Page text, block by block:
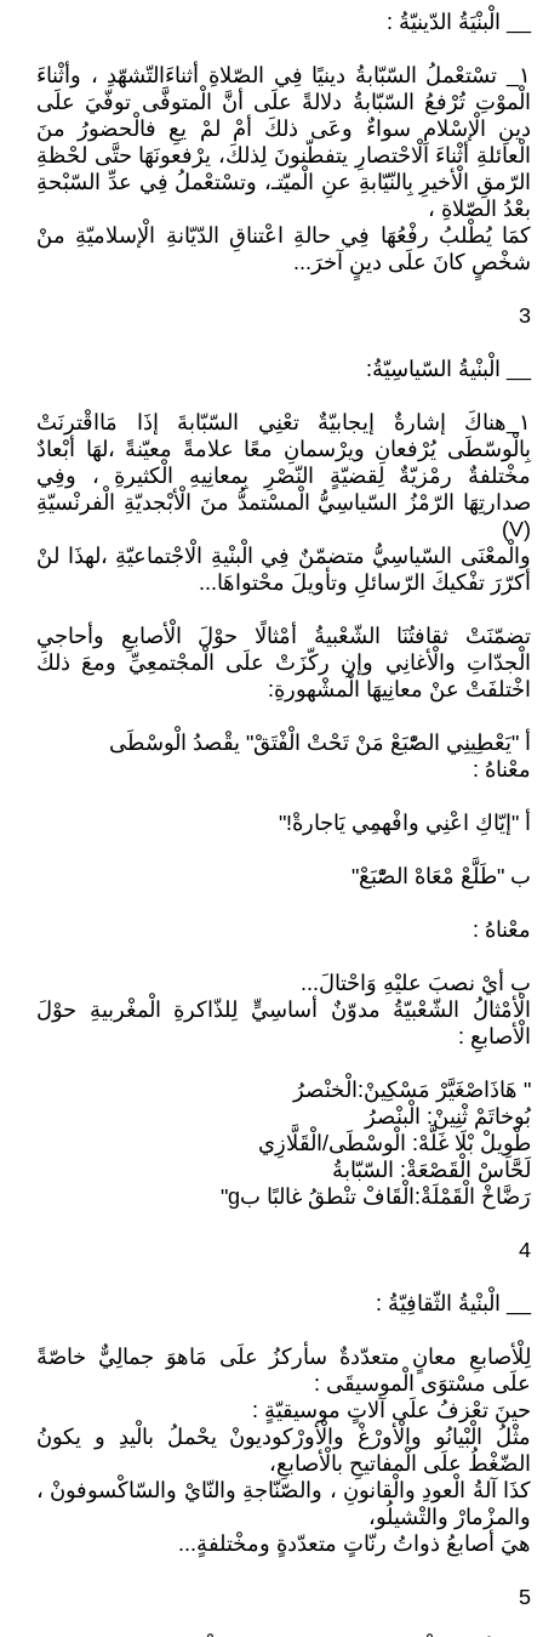
__ الْبنْيَةُ الدّينيّةُ :
١_ تسْتعْملُ السّبّابةُ دينيًا فِي الصّلاةِ أثناءَالتّشهّدِ ، وأثْناءَ
الْموْتِ تُرْفعُ السّبّابةُ دلالةً علَى أنَّ الْمتوفَّى توفّيَ علَى
دينِ الْإسْلامِ سواءٌ وعَى ذلكَ أمْ لمْ يعِ فالْحضورُ منَ
الْعائلةِ أثْناءَ الْاحْتصارِ يتفطّنونَ لِذلكَ، يرْفعونَهَا حتَّى لحْظةِ
الرّمقِ الْأخيرِ بِالنّيّابةِ عنِ الْميّتـ، وتسْتعْملُ فِي عدِّ السّبْحةِ
بعْدُ الصّلاةِ ،
كمَا يُطْلبُ رفْعُهَا فِي حالةِ اعْتناقِ الدّيّانةِ الْإسلاميّةِ منْ
شخْصٍ كانَ علَى دينٍ آخرَ...
3
__ الْبنْيةُ السّياسِيّةُ:
١_هناكَ إشارةٌ إيجابيّةٌ تعْنِي السّبّابةَ إذَا مَااقْترنَتْ
بِالْوسّطَى يُرْفعانِ ويرْسمانِ معًا علامةً معيّنةً ،لهَا أبْعادٌ
مخْتلفةٌ رمْزيّةٌ لِقضيّةٍ النّصْرِ بِمعانِيهِ الْكثيرةِ ، وفِي
صدارتِهَا الرّمْزُ السّياسِيُّ الْمسْتمدُّ منَ الْأبْجديّةِ الْفرنْسيّةِ
(V)
والْمعْنَى السّياسِيُّ متضمّنٌ فِي الْبنْيةِ الْاجْتماعيّةِ ،لهذَا لنْ
أكرّرَ تفْكيكَ الرّسائلِ وتأويلَ محْتواهَا...
تضمّنَتْ ثقافتُنَا الشّعْبيةُ أمْثالًا حوْلَ الْأصابعِ وأحاجي
الْجدّاتِ والْأغانِي وإنِ ركّزَتْ علَى الْمجْتمعِيِّ ومعَ ذلكَ
اخْتلفَتْ عنْ معانِيهَا الْمشْهورةِ:
أ "يَعْطِينِي الصّْبَعْ مَنْ تَحْتْ الْفْتَقْ" يقْصدُ الْوسْطَى
معْناهُ :
أ "إيّاكِ اعْنِي وافْهمِي يَاجارةْ!"
ب "طَلَّعْ مْعَاهْ الصّْبَعْ"
معْناهُ :
ب أيْ نصبَ عليْهِ وَاحْتالَ...
الْأمْثالُ الشّعْبيّةُ مدوّنٌ أساسِيٍّ لِلذّاكرةِ الْمغْربيةِ حوْلَ
الْأصابعِ :
" هَاذَاصْغَيَّرْ مَسْكِينْ:الْخنْصرُ
بُوخاتَمْ ثْنِينْ: الْبنْصرُ
طْوِيلْ بْلَا غَلَّهْ: الْوسْطَى/الْقَلَّازِي
لَحَّاسْ الْقَصْعَةْ: السّبّابةُ
رَضَّاخْ الْقَمْلَةْ:الْقَافْ تنْطقُ غالبًا بg"
4
__ الْبنْيةُ الثّقافِيّةُ :
لِلْأصابعِ معانٍ متعدّدةٌ سأركزُ علَى مَاهوَ جمالِيٌّ خاصّةً
علَى مسْتوَى الْموسيقَى :
حينَ تعْزفُ علَى آلاتٍ موسيقيّةٍ :
مثْلُ الْبْيانُو والْأورْغْ والْأورْكوديونْ يحْملُ بالْيدِ و يكونُ
الضّغْطُ علَى الْمفاتيحِ بالْأصابعِ،
كذَا آلةُ الْعودِ والْقانونِ ، والصّنّاجةِ والنّايْ والسّاكْسوفونْ ،
والمزْمارْ والتْشيلُو،
هيَ أصابعُ ذواتُ رنّاتٍ متعدّدةٍ ومخْتلفةٍ...
5